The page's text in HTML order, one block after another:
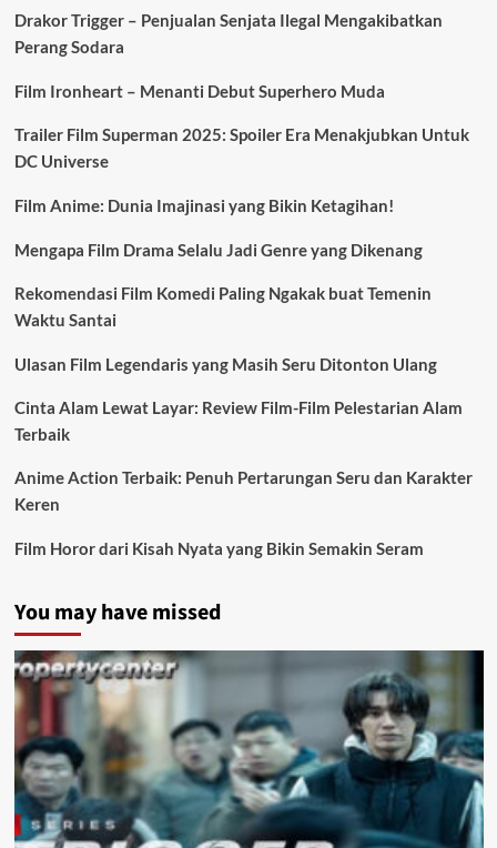
Drakor Trigger – Penjualan Senjata Ilegal Mengakibatkan
Perang Sodara
Film Ironheart – Menanti Debut Superhero Muda
Trailer Film Superman 2025: Spoiler Era Menakjubkan Untuk
DC Universe
Film Anime: Dunia Imajinasi yang Bikin Ketagihan!
Mengapa Film Drama Selalu Jadi Genre yang Dikenang
Rekomendasi Film Komedi Paling Ngakak buat Temenin
Waktu Santai
Ulasan Film Legendaris yang Masih Seru Ditonton Ulang
Cinta Alam Lewat Layar: Review Film-Film Pelestarian Alam
Terbaik
Anime Action Terbaik: Penuh Pertarungan Seru dan Karakter
Keren
Film Horor dari Kisah Nyata yang Bikin Semakin Seram
You may have missed